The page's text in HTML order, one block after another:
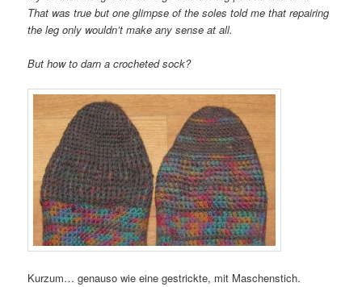
That was true but one glimpse of the soles told me that repairing
the leg only wouldn’t make any sense at all.
But how to darn a crocheted sock?
Kurzum… genauso wie eine gestrickte, mit Maschenstich.